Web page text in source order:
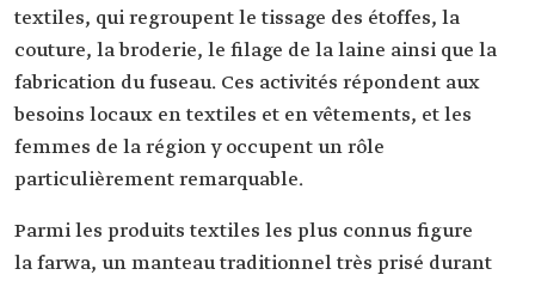
textiles, qui regroupent le tissage des étoffes, la
couture, la broderie, le filage de la laine ainsi que la
fabrication du fuseau. Ces activités répondent aux
besoins locaux en textiles et en vêtements, et les
femmes de la région y occupent un rôle
particulièrement remarquable.
Parmi les produits textiles les plus connus figure
la farwa, un manteau traditionnel très prisé durant